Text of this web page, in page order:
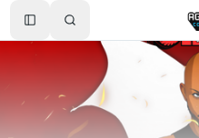
Toggle Sidebar